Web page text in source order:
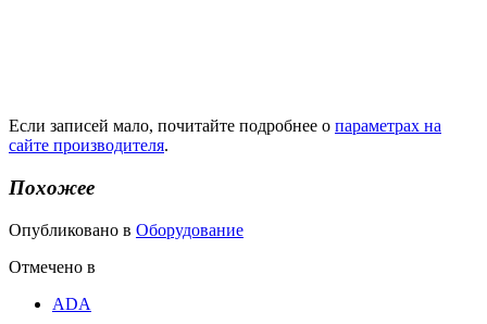
Если записей мало, почитайте подробнее о параметрах на
сайте производителя.
Похожее
Опубликовано в Оборудование
Отмечено в
ADA